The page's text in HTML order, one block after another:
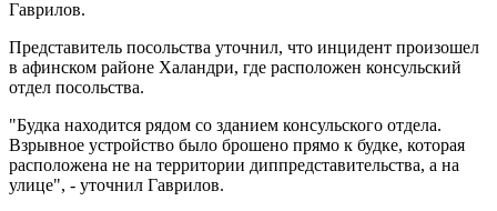
Гаврилов.
Представитель посольства уточнил, что инцидент произошел
в афинском районе Халандри, где расположен консульский
отдел посольства.
"Будка находится рядом со зданием консульского отдела.
Взрывное устройство было брошено прямо к будке, которая
расположена не на территории диппредставительства, а на
улице", - уточнил Гаврилов.